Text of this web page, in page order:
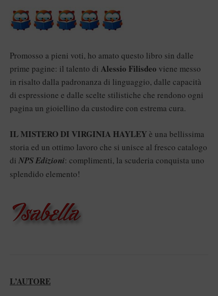
Promosso a pieni voti, ho amato questo libro sin dalle
prime pagine: il talento di Alessio Filisdeo viene messo
in risalto dalla padronanza di linguaggio, dalle capacità
di espressione e dalle scelte stilistiche che rendono ogni
pagina un gioiellino da custodire con estrema cura.
IL MISTERO DI VIRGINIA HAYLEYè una bellissima
storia ed un ottimo lavoro che si unisce al fresco catalogo
di NPS Edizioni: complimenti, la scuderia conquista uno
splendido elemento!
L’AUTORE